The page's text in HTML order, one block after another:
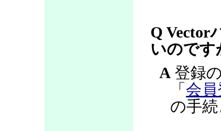
Q Vector
いのです
A 登録
「 会
の手